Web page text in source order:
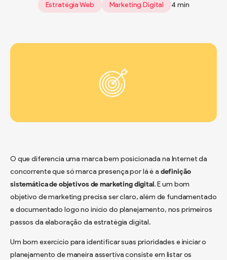
Estratégia Web Marketing Digital 4 min
O que diferencia uma marca bem posicionada na Internet da
concorrente que só marca presença por lá é a definição
sistemática de objetivos de marketing digital. E um bom
objetivo de marketing precisa ser claro, além de fundamentado
e documentado logo no início do planejamento, nos primeiros
passos da elaboração da estratégia digital.
Um bom exercício para identificar suas prioridades e iniciar o
planejamento de maneira assertiva consiste em listar os